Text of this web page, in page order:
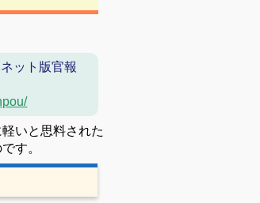
ット版官報
いと思料された
す。